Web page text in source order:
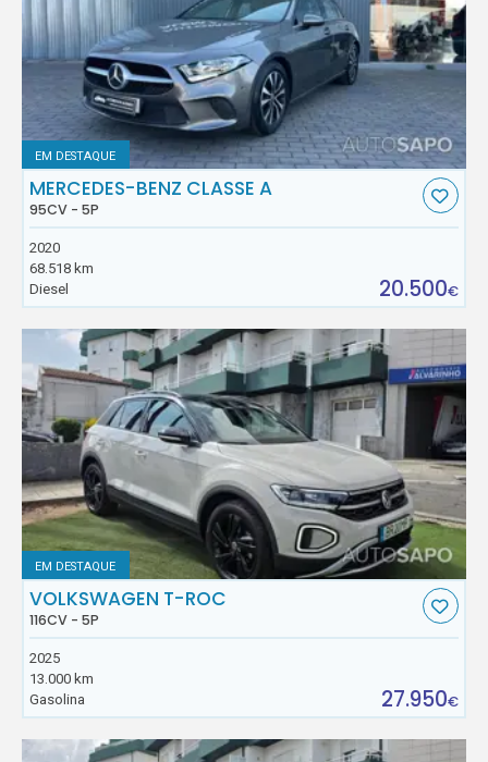
EM DESTAQUE
MERCEDES-BENZ CLASSE A
95CV - 5P
2020
68.518 km
Diesel
20.500€
EM DESTAQUE
VOLKSWAGEN T-ROC
116CV - 5P
2025
13.000 km
Gasolina
27.950€